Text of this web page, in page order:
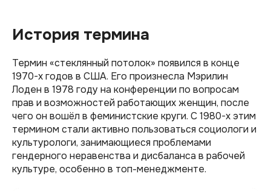
История термина
Термин «стеклянный потолок» появился в конце
1970-х годов в США. Его произнесла Мэрилин
Лоден в 1978 году на конференции по вопросам
прав и возможностей работающих женщин, после
чего он вошёл в феминистские круги. С 1980-х этим
термином стали активно пользоваться социологи и
культурологи, занимающиеся проблемами
гендерного неравенства и дисбаланса в рабочей
культуре, особенно в топ-менеджменте.